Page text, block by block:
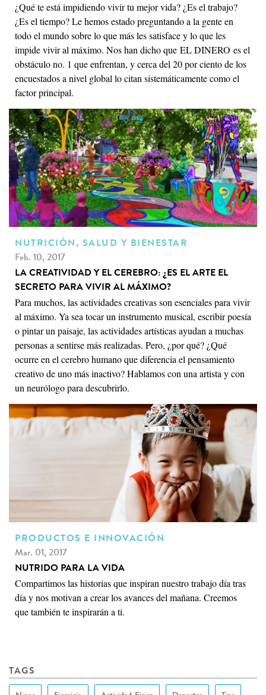
¿Qué te está impidiendo vivir tu mejor vida? ¿Es el trabajo?
¿Es el tiempo? Le hemos estado preguntando a la gente en
todo el mundo sobre lo que más les satisface y lo que les
impide vivir al máximo. Nos han dicho que EL DINERO es el
obstáculo no. 1 que enfrentan, y cerca del 20 por ciento de los
encuestados a nivel global lo citan sistemáticamente como el
factor principal.
NUTRICIÓN, SALUD Y BIENESTAR
Feb. 10, 2017
LA CREATIVIDAD Y EL CEREBRO: ¿ES EL ARTE EL
SECRETO PARA VIVIR AL MÁXIMO?
Para muchos, las actividades creativas son esenciales para vivir
al máximo. Ya sea tocar un instrumento musical, escribir poesía
o pintar un paisaje, las actividades artísticas ayudan a muchas
personas a sentirse más realizadas. Pero, ¿por qué? ¿Qué
ocurre en el cerebro humano que diferencia el pensamiento
creativo de uno más inactivo? Hablamos con una artista y con
un neurólogo para descubrirlo.
PRODUCTOS E INNOVACIÓN
Mar. 01, 2017
NUTRIDO PARA LA VIDA
Compartimos las historias que inspiran nuestro trabajo día tras
día y nos motivan a crear los avances del mañana. Creemos
que también te inspirarán a ti.
TAGS